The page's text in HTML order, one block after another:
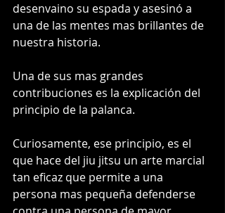
desenvaino su espada y asesinó a
una de las mentes mas brillantes de
nuestra historia.
Una de sus mas grandes
contribuciones es la explicación del
principio de la palanca.
Curiosamente, ese principio, es el
que hace del jiu jitsu un arte marcial
tan eficaz que permite a una
persona mas pequeña defenderse